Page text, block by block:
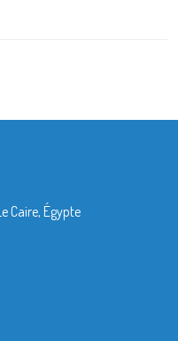
Caire, Égypte